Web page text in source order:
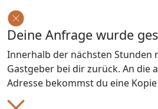
Deine Anfrage wurde
Innerhalb der nächsten Stunden
Gastgeber bei dir zurück. An die
Adresse bekommst du eine